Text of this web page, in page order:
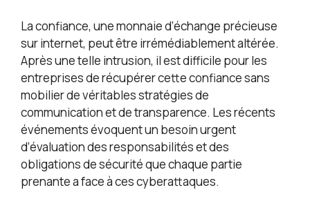
La confiance, une monnaie d’échange précieuse
sur internet, peut être irrémédiablement altérée.
Après une telle intrusion, il est difficile pour les
entreprises de récupérer cette confiance sans
mobilier de véritables stratégies de
communication et de transparence. Les récents
événements évoquent un besoin urgent
d’évaluation des responsabilités et des
obligations de sécurité que chaque partie
prenante a face à ces cyberattaques.